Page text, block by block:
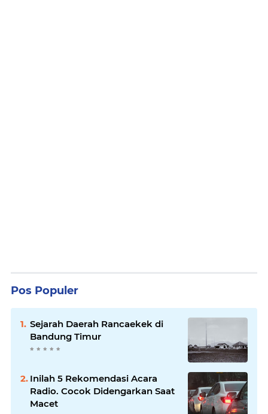
Pos Populer
Sejarah Daerah Rancaekek di
Bandung Timur
Inilah 5 Rekomendasi Acara
Radio. Cocok Didengarkan Saat
Macet